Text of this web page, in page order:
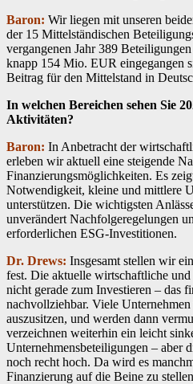
Baron: Wir liegen mit unseren
der 15 Mittelständischen
vergangenen Jahr 389
knapp 154 Mio. EUR eingegangen
Beitrag für den Mittelstand in
In welchen Bereichen sehen Sie
Aktivitäten?
Baron: In Anbetracht der
erleben wir aktuell eine steigende
Finanzierungsmöglichkeiten. Es
Notwendigkeit, kleine und mittlere
unterstützen. Die wichtigsten
unverändert Nachfolgeregelungen
erforderlichen ESG-Investitionen.
Dr. Drews: Insgesamt stellen wir
fest. Die aktuelle wirtschaftliche
nicht gerade zum Investieren – das
nachvollziehbar. Viele
auszusitzen, und werden dann
verzeichnen weiterhin ein leicht
Unternehmensbeteiligungen – aber
noch recht hoch. Da wird es
Finanzierung auf die Beine zu